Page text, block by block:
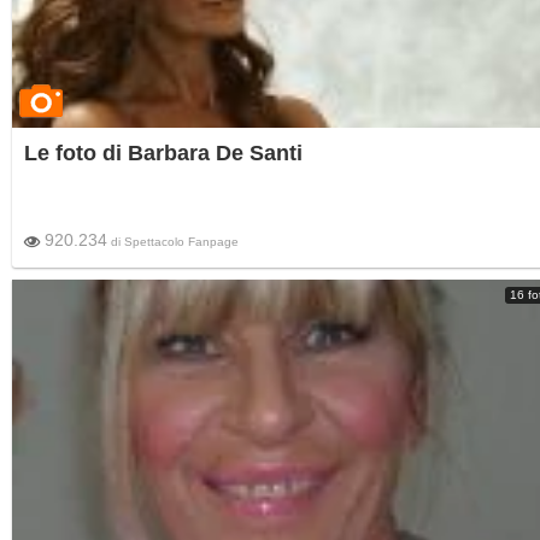
Le foto di Barbara De Santi
920.234 di Spettacolo Fanpage
16